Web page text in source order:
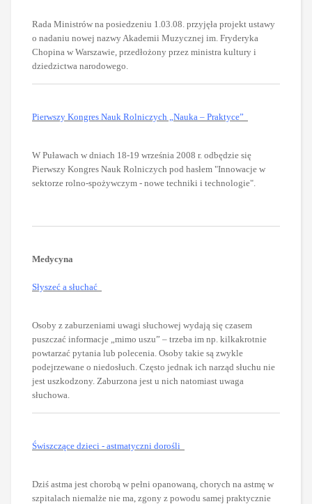
Rada Ministrów na posiedzeniu 1.03.08. przyjęła projekt ustawy
o nadaniu nowej nazwy Akademii Muzycznej im. Fryderyka
Chopina w Warszawie, przedłożony przez ministra kultury i
dziedzictwa narodowego.
Pierwszy Kongres Nauk Rolniczych „Nauka – Praktyce”
W Puławach w dniach 18-19 września 2008 r. odbędzie się
Pierwszy Kongres Nauk Rolniczych pod hasłem "Innowacje w
sektorze rolno-spożywczym - nowe techniki i technologie".
Medycyna
Słyszeć a słuchać
Osoby z zaburzeniami uwagi słuchowej wydają się czasem
puszczać informacje „mimo uszu” – trzeba im np. kilkakrotnie
powtarzać pytania lub polecenia. Osoby takie są zwykle
podejrzewane o niedosłuch. Często jednak ich narząd słuchu nie
jest uszkodzony. Zaburzona jest u nich natomiast uwaga
słuchowa.
Świszczące dzieci - astmatyczni dorośli
Dziś astma jest chorobą w pełni opanowaną, chorych na astmę w
szpitalach niemalże nie ma, zgony z powodu samej praktycznie